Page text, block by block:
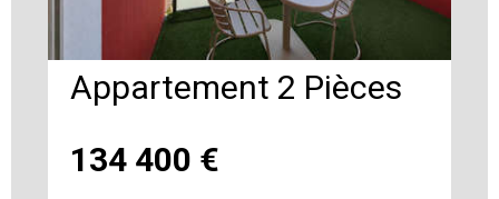
134 400 €
Appartement 2 Pièces